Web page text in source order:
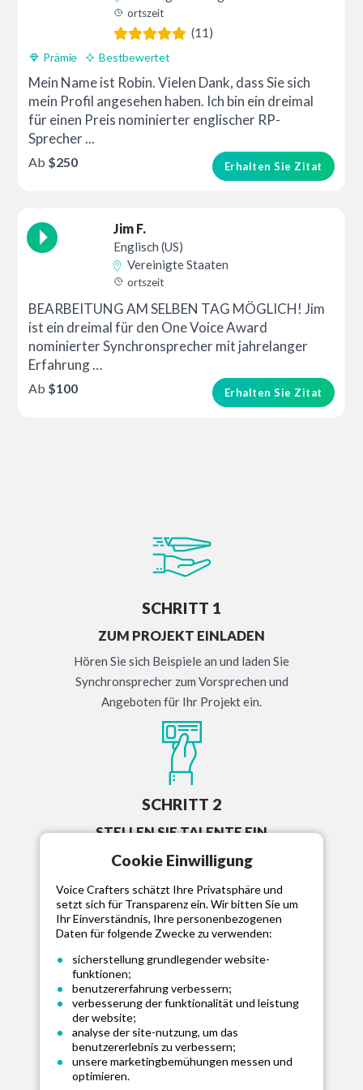
Cookie Einwilligung
Voice Crafters schätzt Ihre Privatsphäre und
setzt sich für Transparenz ein. Wir bitten Sie um
Ihr Einverständnis, Ihre personenbezogenen
Daten für folgende Zwecke zu verwenden:
sicherstellung grundlegender website-
funktionen;
benutzererfahrung verbessern;
verbesserung der funktionalität und leistung
der website;
analyse der site-nutzung, um das
benutzererlebnis zu verbessern;
unsere marketingbemühungen messen und
optimieren.
ortszeit
(11)
Prämie Bestbewertet
Mein Name ist Robin. Vielen Dank, dass Sie sich
mein Profil angesehen haben. Ich bin ein dreimal
für einen Preis nominierter englischer RP-
Sprecher ...
Erhalten Sie Zitat
Ab $250
Jim F.
Englisch (US)
Vereinigte Staaten
ortszeit
BEARBEITUNG AM SELBEN TAG MÖGLICH! Jim
ist ein dreimal für den One Voice Award
nominierter Synchronsprecher mit jahrelanger
Erfahrung …
Erhalten Sie Zitat
Ab $100
SCHRITT 1
ZUM PROJEKT EINLADEN
Hören Sie sich Beispiele an und laden Sie
Synchronsprecher zum Vorsprechen und
Angeboten für Ihr Projekt ein.
SCHRITT 2
STELLEN SIE TALENTE EIN
Stellen Sie Ihr ausgewähltes Talent ein,
Sie über unser Message Board.
SCHRITT 3
MITTEL FREIGEBEN
Genehmigen Sie die Aufnahme und geben Sie
die Mittel für das Talent frei, wenn Sie